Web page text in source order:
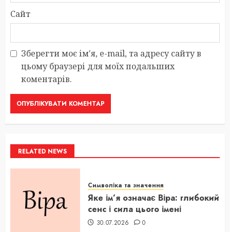
Сайт
Зберегти моє ім'я, e-mail, та адресу сайту в
цьому браузері для моїх подальших
коментарів.
RELATED NEWS
Символіка та значення
Яке ім’я означає Віра: глибокий
сенс і сила цього імені
30.07.2026 0